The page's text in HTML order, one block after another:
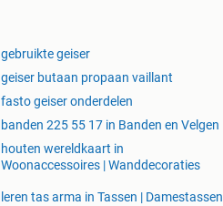
gebruikte geiser
geiser butaan propaan vaillant
fasto geiser onderdelen
banden 225 55 17 in Banden en Velgen
houten wereldkaart in
Woonaccessoires | Wanddecoraties
leren tas arma in Tassen | Damestassen